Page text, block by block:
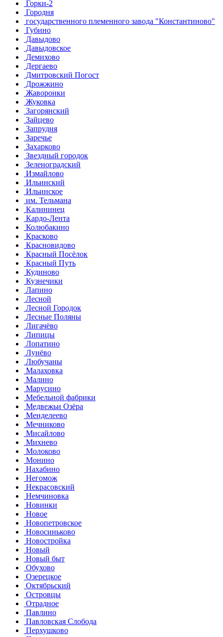
Горки-2
Городня
государственного племенного завода "Константиново"
Губино
Давыдово
Давыдовское
Демихово
Дергаево
Дмитровский Погост
Дрожжино
Жаворонки
Жуковка
Загорянский
Зайцево
Запрудня
Заречье
Захарково
Звездный городок
Зеленоградский
Измайлово
Ильинский
Ильинское
им. Тельмана
Калининец
Кардо-Лента
Колюбакино
Красково
Красновидово
Красный Посёлок
Красный Путь
Кудиново
Кузнечики
Лапино
Лесной
Лесной Городок
Лесные Поляны
Лигачёво
Липицы
Лопатино
Лунёво
Любучаны
Малаховка
Малино
Марусино
Мебельной фабрики
Медвежьи Озёра
Менделеево
Мечниково
Мисайлово
Михнево
Молоково
Монино
Нахабино
Негомож
Некрасовский
Немчиновка
Новинки
Новое
Новопетровское
Новосиньково
Новостройка
Новый
Новый быт
Обухово
Озерецкое
Октябрьский
Островцы
Отрадное
Павлино
Павловская Слобода
Перхушково